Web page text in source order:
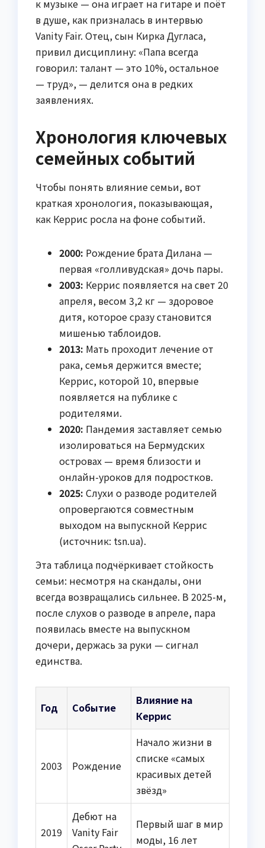
к музыке — она играет на гитаре и поёт
в душе, как призналась в интервью
Vanity Fair. Отец, сын Кирка Дугласа,
привил дисциплину: «Папа всегда
говорил: талант — это 10%, остальное
— труд», — делится она в редких
заявлениях.
Хронология ключевых
семейных событий
Чтобы понять влияние семьи, вот
краткая хронология, показывающая,
как Керрис росла на фоне событий.
2000: Рождение брата Дилана —
первая «голливудская» дочь пары.
2003: Керрис появляется на свет 20
апреля, весом 3,2 кг — здоровое
дитя, которое сразу становится
мишенью таблоидов.
2013: Мать проходит лечение от
рака, семья держится вместе;
Керрис, которой 10, впервые
появляется на публике с
родителями.
2020: Пандемия заставляет семью
изолироваться на Бермудских
островах — время близости и
онлайн-уроков для подростков.
2025: Слухи о разводе родителей
опровергаются совместным
выходом на выпускной Керрис
(источник: tsn.ua).
Эта таблица подчёркивает стойкость
семьи: несмотря на скандалы, они
всегда возвращались сильнее. В 2025-м,
после слухов о разводе в апреле, пара
появилась вместе на выпускном
дочери, держась за руки — сигнал
единства.
Год Событие
Влияние на
Керрис
2003 Рождение
Начало жизни в
списке «самых
красивых детей
звёзд»
2019
Дебют на
Vanity Fair
Первый шаг в мир
моды, 16 лет